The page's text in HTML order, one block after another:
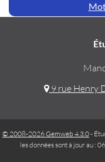
9 rue Henry
© 2008-2026 Gemweb 4.3.0-
les données sont à jour au :